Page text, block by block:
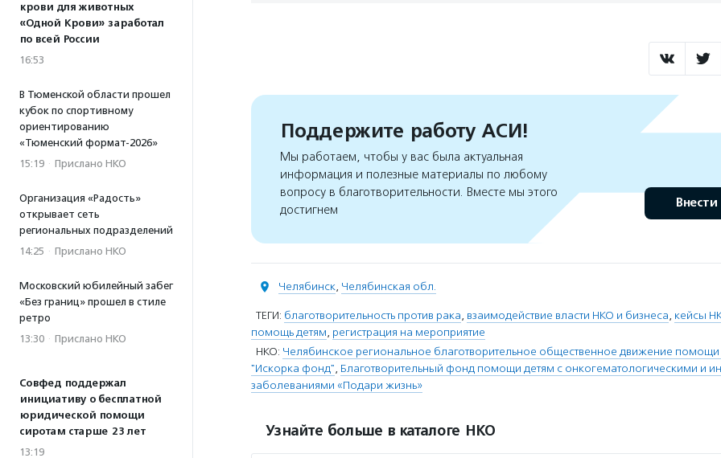
крови для животных
«Одной Крови» заработал
по всей России
16:53
В Тюменской области прошел
кубок по спортивному
ориентированию
«Тюменский формат-2026»
15:19 · Прислано НКО
Организация «Радость»
открывает сеть
региональных подразделений
14:25 · Прислано НКО
Московский юбилейный забег
«Без границ» прошел в стиле
ретро
13:30 · Прислано НКО
Совфед поддержал
инициативу о бесплатной
юридической помощи
сиротам старше 23 лет
13:19
Поддержите работу АСИ!
Мы работаем, чтобы у вас была актуальная
информация и полезные материалы по любому
вопросу в благотворительности. Вместе мы этого
достигнем
Внести
Челябинск, Челябинская обл.
ТЕГИ: благотворительность против рака, взаимодействие власти НКО и бизнеса, кейсы
помощь детям, регистрация на мероприятие
НКО: Челябинское региональное благотворительное общественное движение
"Искорка фонд", Благотворительный фонд помощи детям с онкогематологическими и
заболеваниями «Подари жизнь»
Узнайте больше в каталоге НКО